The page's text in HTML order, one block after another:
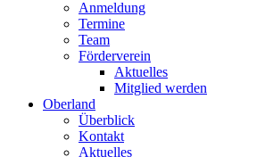
Anmeldung
Termine
Team
Förderverein
Aktuelles
Mitglied werden
Oberland
Überblick
Kontakt
Aktuelles